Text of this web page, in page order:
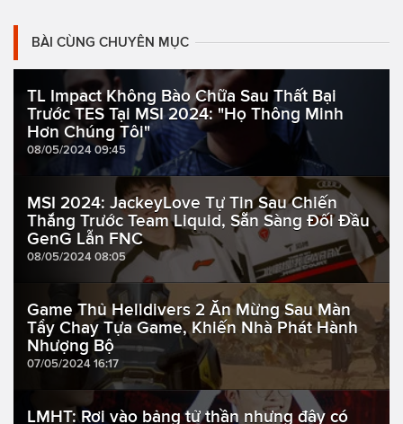
BÀI CÙNG CHUYÊN MỤC
TL Impact Không Bào Chữa Sau Thất Bại
Trước TES Tại MSI 2024: "Họ Thông Minh
Hơn Chúng Tôi"
08/05/2024 09:45
MSI 2024: JackeyLove Tự Tin Sau Chiến
Thắng Trước Team Liquid, Sẵn Sàng Đối Đầu
GenG Lẫn FNC
08/05/2024 08:05
Game Thủ Helldivers 2 Ăn Mừng Sau Màn
Tẩy Chay Tựa Game, Khiến Nhà Phát Hành
Nhượng Bộ
07/05/2024 16:17
LMHT: Rơi vào bảng tử thần nhưng đây có